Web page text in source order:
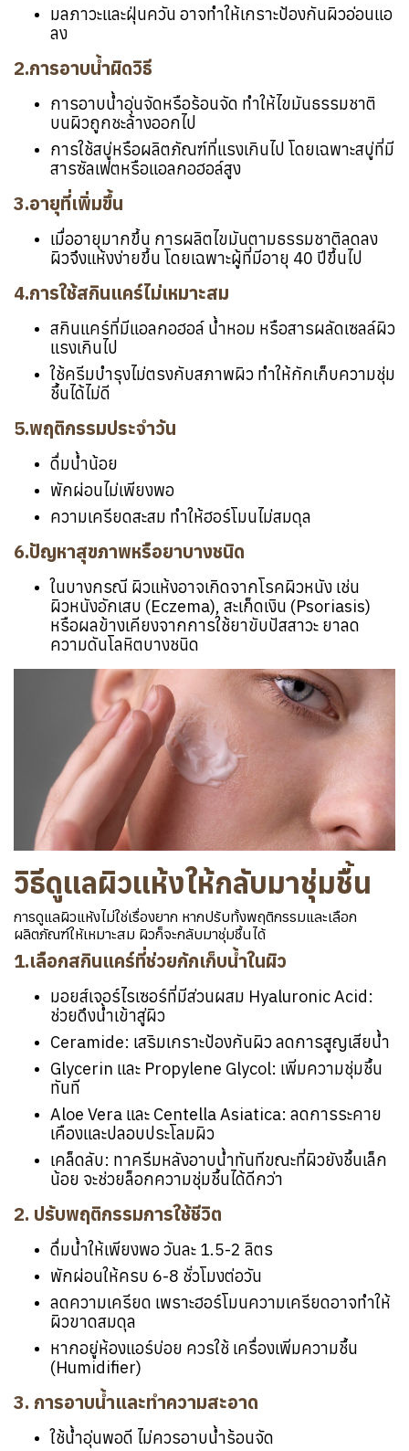
มลภาวะและฝุ่นควัน อาจทำให้เกราะป้องกันผิวอ่อนแอ
ลง
2.การอาบน้ำผิดวิธี
การอาบน้ำอุ่นจัดหรือร้อนจัด ทำให้ไขมันธรรมชาติ
บนผิวถูกชะล้างออกไป
การใช้สบู่หรือผลิตภัณฑ์ที่แรงเกินไป โดยเฉพาะสบู่ที่มี
สารซัลเฟตหรือแอลกอฮอล์สูง
3.อายุที่เพิ่มขึ้น
เมื่ออายุมากขึ้น การผลิตไขมันตามธรรมชาติลดลง
ผิวจึงแห้งง่ายขึ้น โดยเฉพาะผู้ที่มีอายุ 40 ปีขึ้นไป
4.การใช้สกินแคร์ไม่เหมาะสม
สกินแคร์ที่มีแอลกอฮอล์ น้ำหอม หรือสารผลัดเซลล์ผิว
แรงเกินไป
ใช้ครีมบำรุงไม่ตรงกับสภาพผิว ทำให้กักเก็บความชุ่ม
ชื้นได้ไม่ดี
5.พฤติกรรมประจำวัน
ดื่มน้ำน้อย
พักผ่อนไม่เพียงพอ
ความเครียดสะสม ทำให้ฮอร์โมนไม่สมดุล
6.ปัญหาสุขภาพหรือยาบางชนิด
ในบางกรณี ผิวแห้งอาจเกิดจากโรคผิวหนัง เช่น
ผิวหนังอักเสบ (Eczema), สะเก็ดเงิน (Psoriasis)
หรือผลข้างเคียงจากการใช้ยาขับปัสสาวะ ยาลด
ความดันโลหิตบางชนิด
วิธีดูแลผิวแห้งให้กลับมาชุ่มชื้น
การดูแลผิวแห้งไม่ใช่เรื่องยาก หากปรับทั้งพฤติกรรมและเลือก
ผลิตภัณฑ์ให้เหมาะสม ผิวก็จะกลับมาชุ่มชื้นได้
1.เลือกสกินแคร์ที่ช่วยกักเก็บน้ำในผิว
มอยส์เจอร์ไรเซอร์ที่มีส่วนผสม Hyaluronic Acid:
ช่วยดึงน้ำเข้าสู่ผิว
Ceramide: เสริมเกราะป้องกันผิว ลดการสูญเสียน้ำ
Glycerin และ Propylene Glycol: เพิ่มความชุ่มชื้น
ทันที
Aloe Vera และ Centella Asiatica: ลดการระคาย
เคืองและปลอบประโลมผิว
เคล็ดลับ: ทาครีมหลังอาบน้ำทันทีขณะที่ผิวยังชื้นเล็ก
น้อย จะช่วยล็อกความชุ่มชื้นได้ดีกว่า
2. ปรับพฤติกรรมการใช้ชีวิต
ดื่มน้ำให้เพียงพอ วันละ 1.5-2 ลิตร
พักผ่อนให้ครบ 6-8 ชั่วโมงต่อวัน
ลดความเครียด เพราะฮอร์โมนความเครียดอาจทำให้
ผิวขาดสมดุล
หากอยู่ห้องแอร์บ่อย ควรใช้ เครื่องเพิ่มความชื้น
(Humidifier)
3. การอาบน้ำและทำความสะอาด
ใช้น้ำอุ่นพอดี ไม่ควรอาบน้ำร้อนจัด